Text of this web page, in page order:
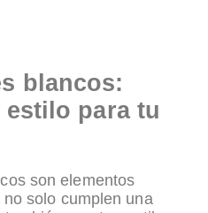
blancos:
para tu
son elementos
solo cumplen una